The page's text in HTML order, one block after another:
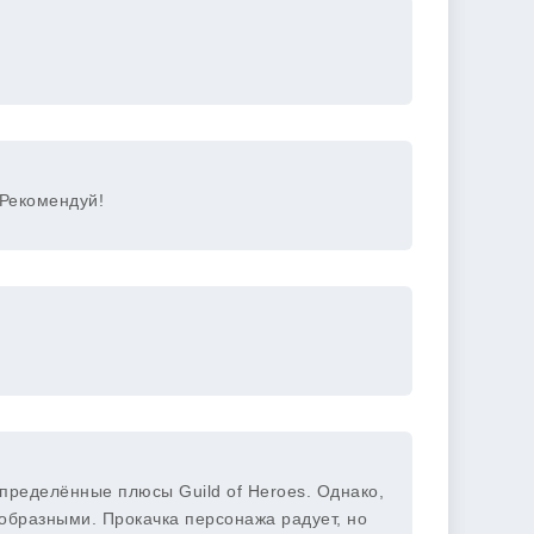
плюсы Guild of Heroes. Однако,
Прокачка персонажа радует, но